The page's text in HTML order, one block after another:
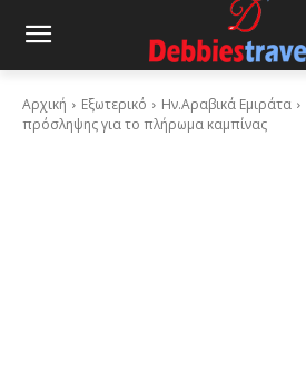
Αρχική Εξωτερικό Ην.Αραβικά Εμιράτα
πρόσληψης για το πλήρωμα καμπίνας